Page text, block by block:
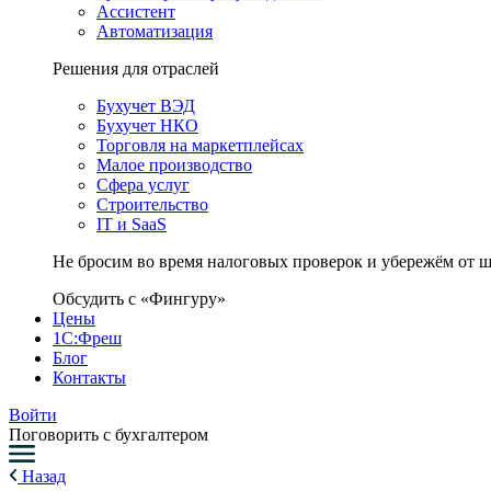
Ассистент
Автоматизация
Решения для отраслей
Бухучет ВЭД
Бухучет НКО
Торговля на маркетплейсах
Малое производство
Сфера услуг
Строительство
IT и SaaS
Не бросим во время налоговых проверок и убережём от
Обсудить с «Фингуру»
Цены
1С:Фреш
Блог
Контакты
Войти
Поговорить с бухгалтером
Назад